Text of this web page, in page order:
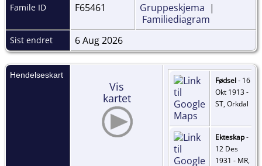
Famile ID F65461 Gruppeskjema |
Familiediagram
Sist endret 6 Aug 2026
Hendelseskart
Vis
kartet
Fødsel- 16
Okt 1913 -
ST, Orkdal
Ekteskap-
12 Des
1931 - MR,